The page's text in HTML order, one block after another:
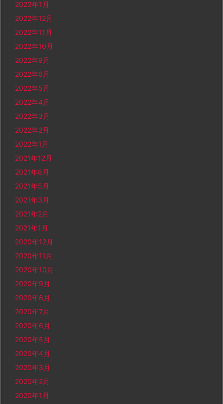
2023年1月
2022年12月
2022年11月
2022年10月
2022年9月
2022年6月
2022年5月
2022年4月
2022年3月
2022年2月
2022年1月
2021年12月
2021年8月
2021年5月
2021年3月
2021年2月
2021年1月
2020年12月
2020年11月
2020年10月
2020年9月
2020年8月
2020年7月
2020年6月
2020年5月
2020年4月
2020年3月
2020年2月
2020年1月